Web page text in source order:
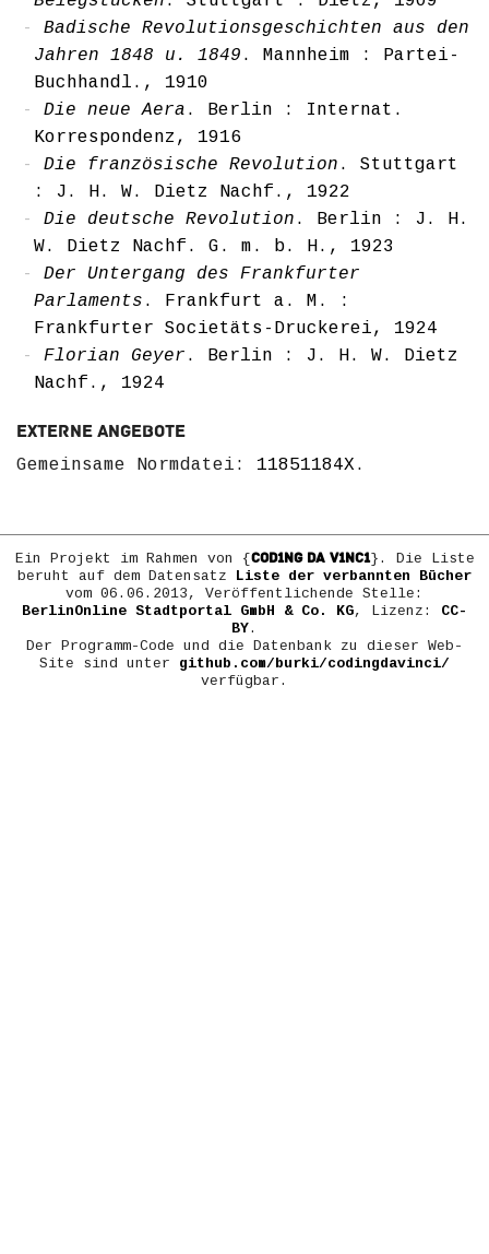
Badische Revolutionsgeschichten aus den
Jahren 1848 u. 1849 . Mannheim : Partei-
Buchhandl., 1910
Die neue Aera . Berlin : Internat.
Korrespondenz, 1916
Die französische Revolution . Stuttgart
: J. H. W. Dietz Nachf., 1922
Die deutsche Revolution . Berlin : J. H.
W. Dietz Nachf. G. m. b. H., 1923
Der Untergang des Frankfurter
Parlaments . Frankfurt a. M. :
Frankfurter Societäts-Druckerei, 1924
Florian Geyer . Berlin : J. H. W. Dietz
Nachf., 1924
Externe Angebote
Gemeinsame Normdatei: 11851184X .
Ein Projekt im Rahmen von {COD1NG DA V1NC1}. Die Liste
beruht auf dem Datensatz
Liste der verbannten Bücher
vom 06.06.2013, Veröffentlichende Stelle:
BerlinOnline Stadtportal GmbH & Co. KG, Lizenz: CC-
BY.
Der Programm-Code und die Datenbank zu dieser Web-
Site sind unter github.com/burki/codingdavinci/
verfügbar.